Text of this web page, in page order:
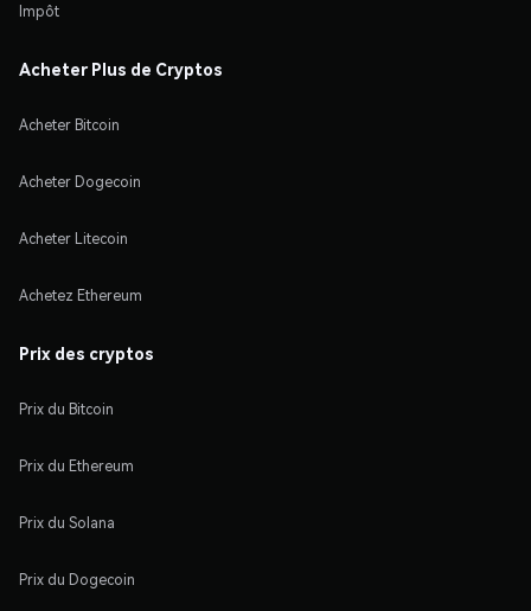
Impôt
Acheter Plus de Cryptos
Acheter Bitcoin
Acheter Dogecoin
Acheter Litecoin
Achetez Ethereum
Prix des cryptos
Prix du Bitcoin
Prix du Ethereum
Prix du Solana
Prix du Dogecoin